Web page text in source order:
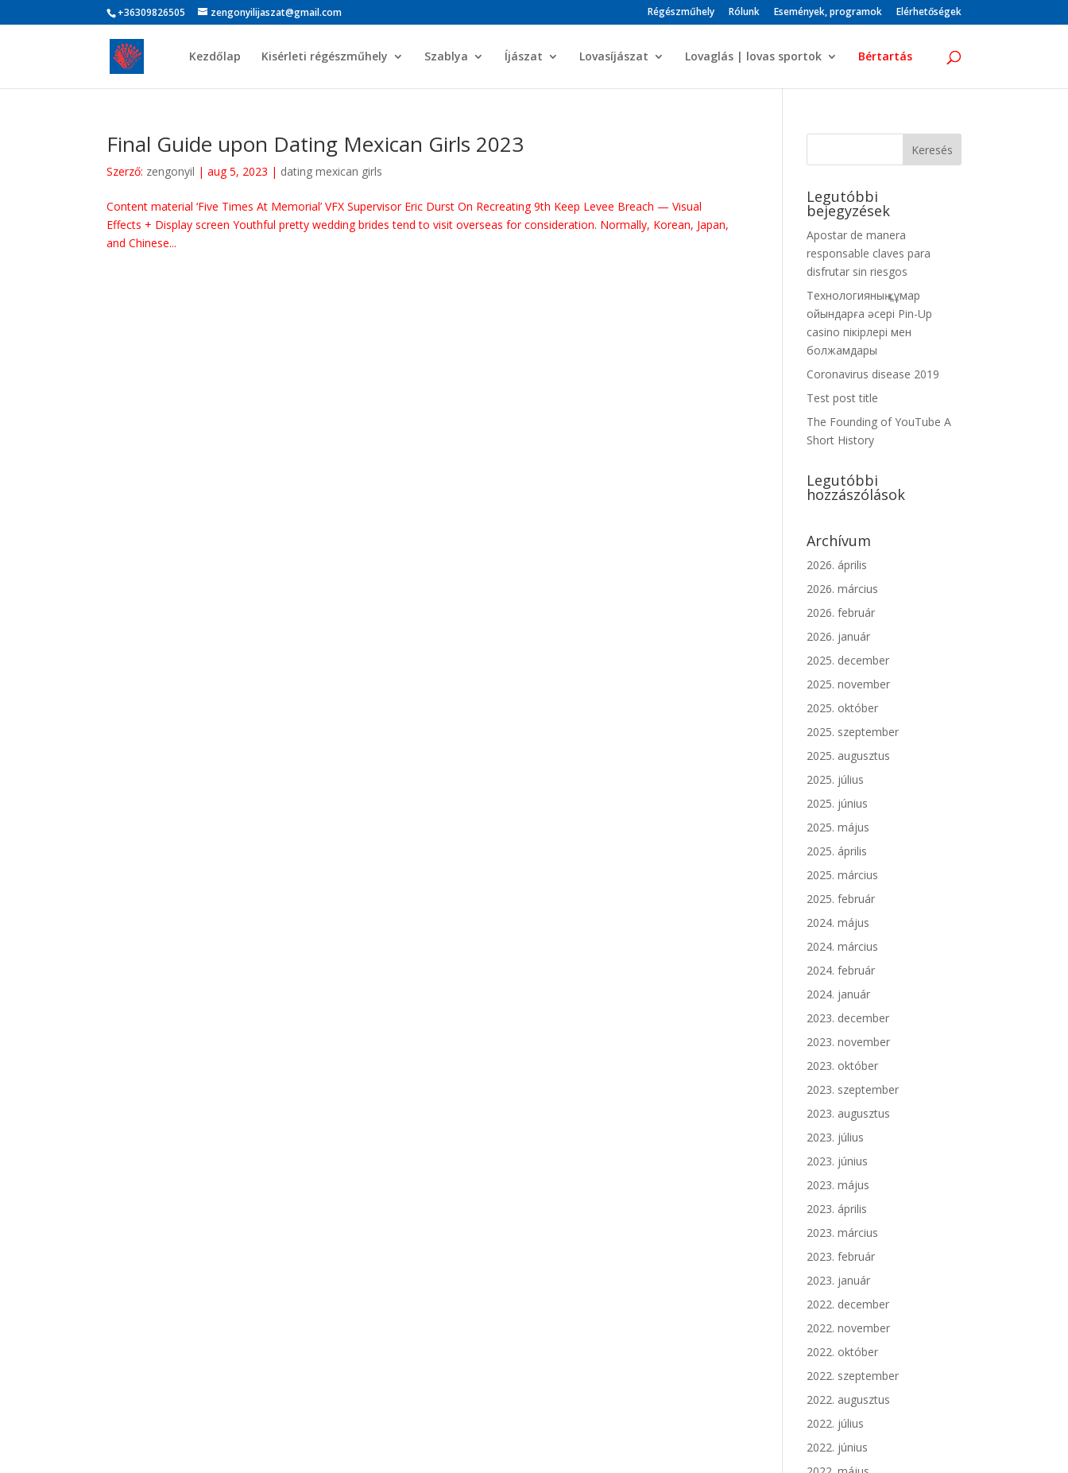
+36309826505 zengonyilijaszat@gmail.com Régészműhely Rólunk Események, programok Elérhetőségek
Kezdőlap Kisérleti régészműhely Szablya Íjászat Lovasíjászat Lovaglás | lovas sportok Bértartás
Final Guide upon Dating Mexican Girls 2023
Szerző: zengonyil |aug 5, 2023 | dating mexican girls
Content material ‘Five Times At Memorial’ VFX Supervisor Eric Durst On Recreating 9th Keep Levee Breach — Visual
Effects + Display screen Youthful pretty wedding brides tend to visit overseas for consideration. Normally, Korean, Japan,
and Chinese...
Legutóbbi
bejegyzések
Apostar de manera
responsable claves para
disfrutar sin riesgos
Технологияның құмар
ойындарға әсері Pin-Up
casino пікірлері мен
болжамдары
Coronavirus disease 2019
Test post title
The Founding of YouTube A
Short History
Legutóbbi
hozzászólások
Archívum
2026. április
2026. március
2026. február
2026. január
2025. december
2025. november
2025. október
2025. szeptember
2025. augusztus
2025. július
2025. június
2025. május
2025. április
2025. március
2025. február
2024. május
2024. március
2024. február
2024. január
2023. december
2023. november
2023. október
2023. szeptember
2023. augusztus
2023. július
2023. június
2023. május
2023. április
2023. március
2023. február
2023. január
2022. december
2022. november
2022. október
2022. szeptember
2022. augusztus
2022. július
2022. június